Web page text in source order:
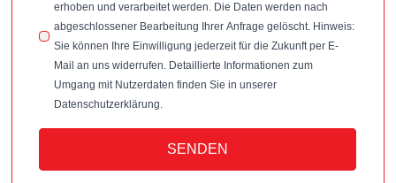
erhoben und verarbeitet werden. Die Daten werden nach
abgeschlossener Bearbeitung Ihrer Anfrage gelöscht. Hinweis:
Sie können Ihre Einwilligung jederzeit für die Zukunft per E-
Mail an uns widerrufen. Detaillierte Informationen zum
Umgang mit Nutzerdaten finden Sie in unserer
Datenschutzerklärung.
SENDEN